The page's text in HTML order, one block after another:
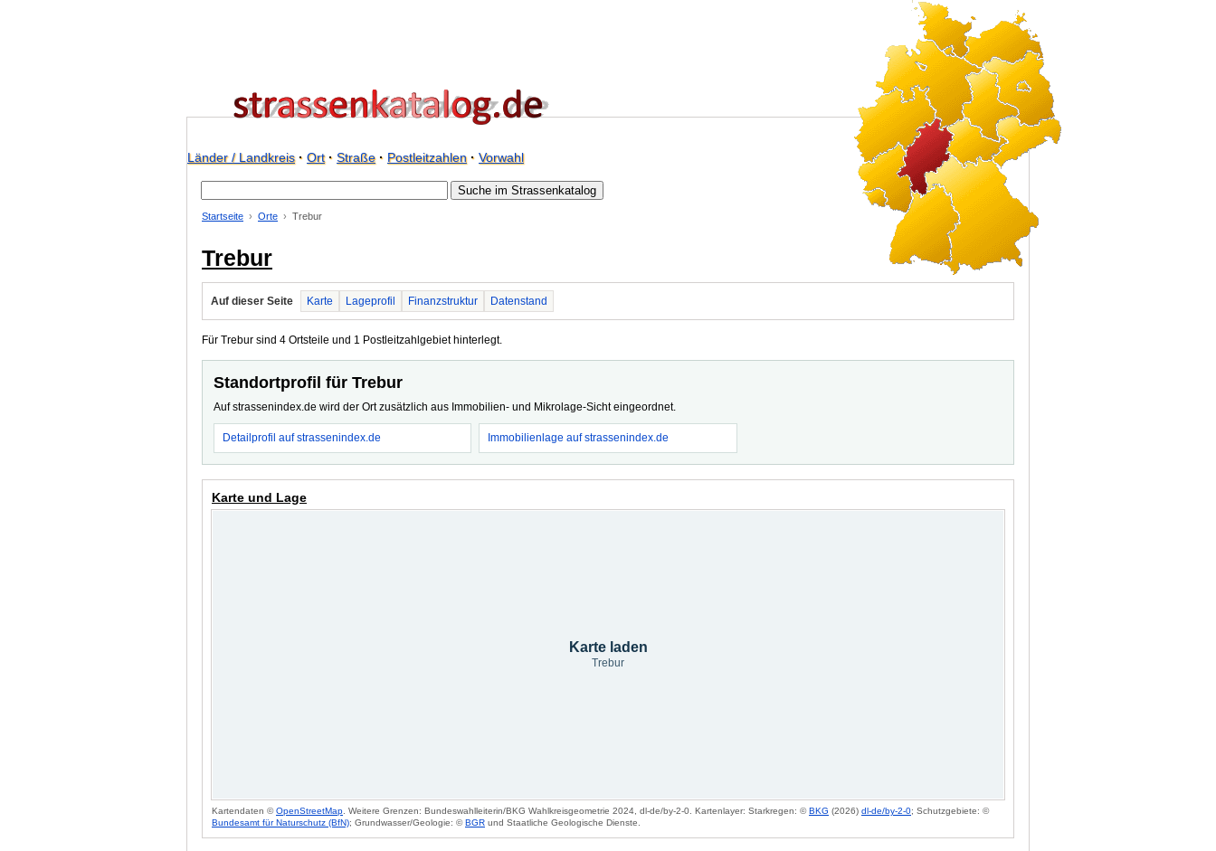
Länder / Landkreis· Ort· Straße· Postleitzahlen· Vorwahl
Startseite Orte Trebur
Trebur
Auf dieser Seite Karte Lageprofil Finanzstruktur Datenstand
Für Trebur sind 4 Ortsteile und 1 Postleitzahlgebiet hinterlegt.
Standortprofil für Trebur
Auf strassenindex.de wird der Ort zusätzlich aus Immobilien- und Mikrolage-Sicht eingeordnet.
Detailprofil auf strassenindex.de Immobilienlage auf strassenindex.de
Karte und Lage
Karte laden
Trebur
Kartendaten ©OpenStreetMap . Weitere Grenzen: Bundeswahlleiterin/BKG Wahlkreisgeometrie 2024, dl-de/by-2-0. Kartenlayer: Starkregen: ©BKG (2026) dl-de/by-2-0; Schutzgebiete: ©
Bundesamt für Naturschutz (BfN); Grundwasser/Geologie: ©BGR und Staatliche Geologische Dienste.